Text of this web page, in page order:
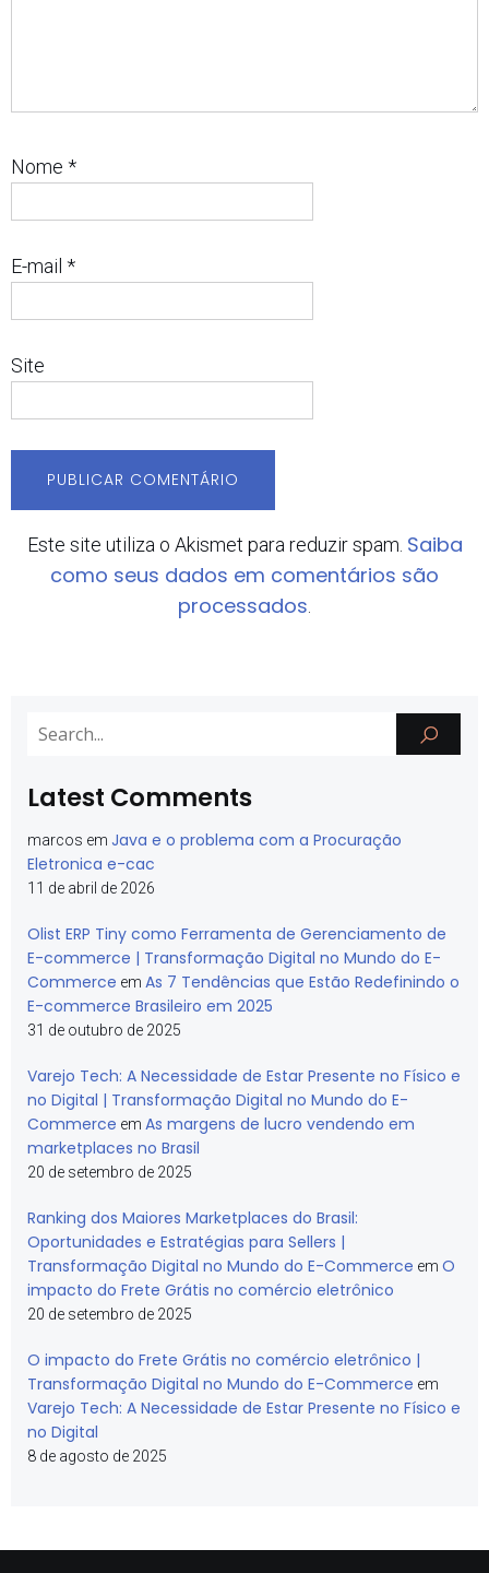
Nome *
E-mail *
Site
Este site utiliza o Akismet para reduzir spam. Saiba
como seus dados em comentários são
processados.
Latest Comments
marcos em Java e o problema com a Procuração
Eletronica e-cac
11 de abril de 2026
Olist ERP Tiny como Ferramenta de Gerenciamento de
E-commerce | Transformação Digital no Mundo do E-
Commerce em As 7 Tendências que Estão Redefinindo o
E-commerce Brasileiro em 2025
31 de outubro de 2025
Varejo Tech: A Necessidade de Estar Presente no Físico e
no Digital | Transformação Digital no Mundo do E-
Commerce em As margens de lucro vendendo em
marketplaces no Brasil
20 de setembro de 2025
Ranking dos Maiores Marketplaces do Brasil:
Oportunidades e Estratégias para Sellers |
Transformação Digital no Mundo do E-Commerce em O
impacto do Frete Grátis no comércio eletrônico
20 de setembro de 2025
O impacto do Frete Grátis no comércio eletrônico |
Transformação Digital no Mundo do E-Commerce em
Varejo Tech: A Necessidade de Estar Presente no Físico e
no Digital
8 de agosto de 2025